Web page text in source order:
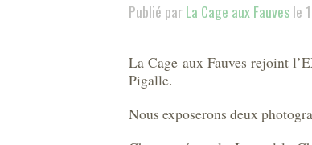
Publié parLa Cage aux Fauvesle
La Cage aux Fauves rejoint
Pigalle.
Nous exposerons deux